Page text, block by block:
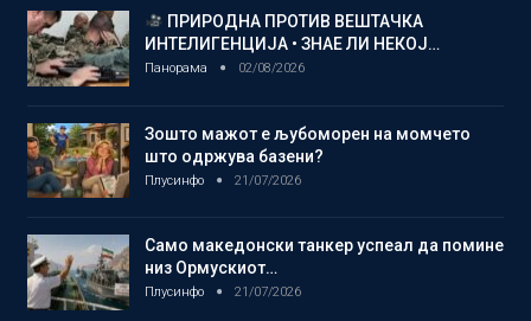
ПРИРОДНА ПРОТИВ ВЕШТАЧКА
ИНТЕЛИГЕНЦИЈА • ЗНАЕ ЛИ НЕКОЈ…
Панорама 02/08/2026
Зошто мажот е љубоморен на момчето
што одржува базени?
Плусинфо 21/07/2026
Само македонски танкер успеал да помине
низ Ормускиот…
Плусинфо 21/07/2026